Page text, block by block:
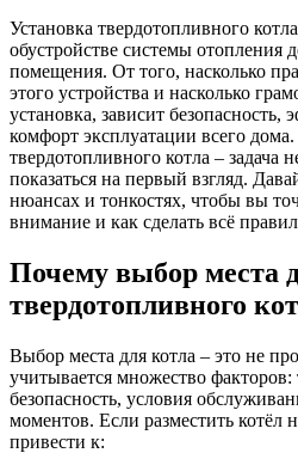
Установка твердотопливного
обустройстве системы отопления
помещения. От того, насколько
этого устройства и насколько
установка, зависит безопасность,
комфорт эксплуатации всего
твердотопливного котла – задача
показаться на первый взгляд.
нюансах и тонкостях, чтобы вы
внимание и как сделать всё
Почему выбор места
твердотопливного
Выбор места для котла – это не
учитывается множество факторов:
безопасность, условия
моментов. Если разместить котёл
привести к: